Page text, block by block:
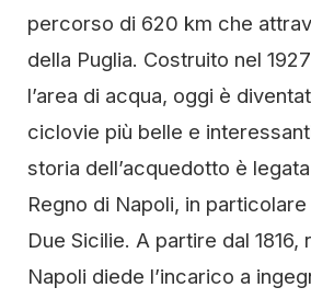
percorso di 620 km che
della Puglia. Costruito nel
l’area di acqua, oggi è
ciclovie più belle e
storia dell’acquedotto è
Regno di Napoli, in
Due Sicilie. A partire dal 1816,
Napoli diede l’incarico a